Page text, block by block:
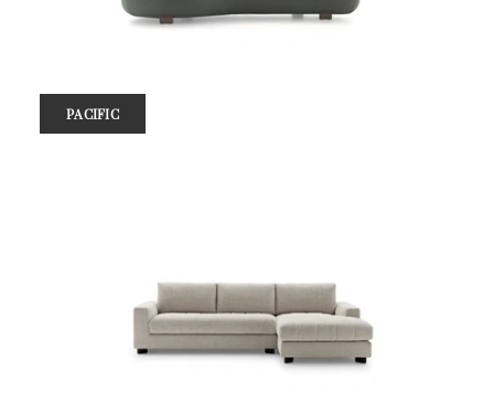
PACIFIC